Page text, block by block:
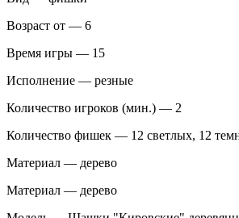
Возраст от — 6
Время игры — 15
Исполнение — резные
Количество игроков (мин.) — 2
Количество фишек — 12 светлых, 12
Материал — дерево
Материал — дерево